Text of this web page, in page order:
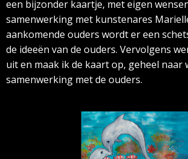
een bijzonder kaartje, met eigen
samenwerking met kunstenares
aankomende ouders wordt er een
de ideeën van de ouders. Vervolgens
uit en maak ik de kaart op, geheel naar
samenwerking met de ouders.